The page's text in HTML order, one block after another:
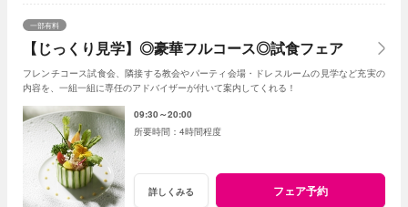
【じっくり見学】◎豪華フルコース◎試食フェア
一部有料
フレンチコース試食会、隣接する教会やパーティ会場・ドレスルームの見学など充実の
内容を、一組一組に専任のアドバイザーが付いて案内してくれる！
09:30～20:00
4時間程度
詳しくみる フェア予約